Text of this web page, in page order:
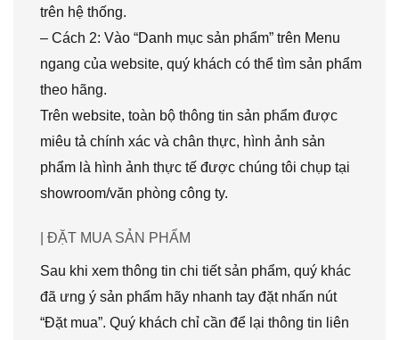
trên hệ thống.
– Cách 2: Vào “Danh mục sản phẩm” trên Menu
ngang của website, quý khách có thể tìm sản phẩm
theo hãng.
Trên website, toàn bộ thông tin sản phẩm được
miêu tả chính xác và chân thực, hình ảnh sản
phẩm là hình ảnh thực tế được chúng tôi chụp tại
showroom/văn phòng công ty.
| ĐẶT MUA SẢN PHẨM
Sau khi xem thông tin chi tiết sản phẩm, quý khác
đã ưng ý sản phẩm hãy nhanh tay đặt nhấn nút
“Đặt mua”. Quý khách chỉ cần để lại thông tin liên